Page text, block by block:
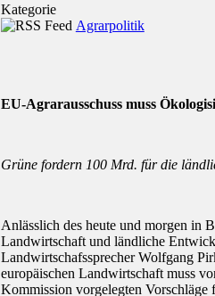
Kategorie
Agrarpolitik
EU-Agrarausschuss muss
Grüne fordern 100 Mrd. für die
Anlässlich des heute und morgen in
Landwirtschaft und ländliche
Landwirtschafssprecher Wolfgang
europäischen Landwirtschaft muss
Kommission vorgelegten Vorschläge